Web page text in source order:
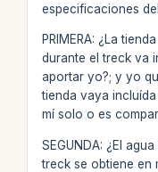
especificaciones
PRIMERA: ¿La
durante el treck va
aportar yo?; y yo
tienda vaya
mí solo o es
SEGUNDA: ¿El
treck se obtiene en